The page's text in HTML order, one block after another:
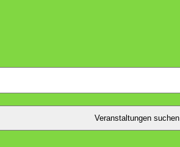
Veranstaltungen suchen